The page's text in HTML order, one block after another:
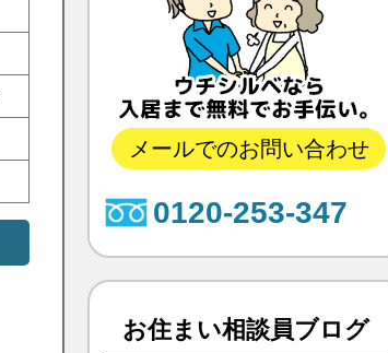
メールでのお問い合わせ
0120-253-347
お住まい相談員ブログ